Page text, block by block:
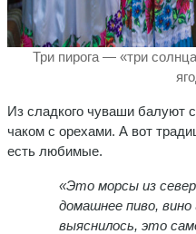
Три пирога — «три
Из сладкого чуваши балуют
чаком с орехами. А вот
есть любимые.
«Это морсы из
домашнее пиво,
выяснилось, это